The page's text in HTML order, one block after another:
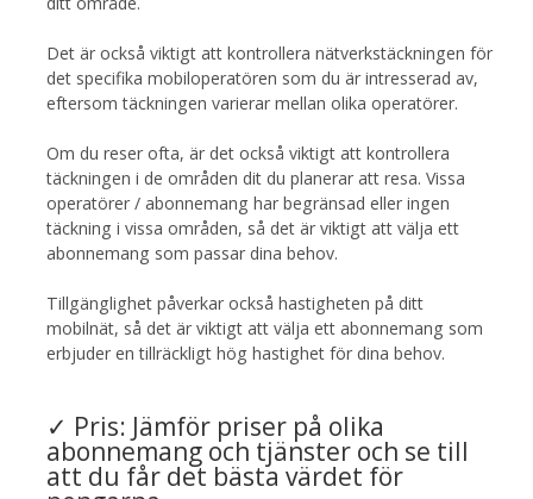
Det är också viktigt att kontrollera nätverkstäckningen för
det specifika mobiloperatören som du är intresserad av,
eftersom täckningen varierar mellan olika operatörer.
Om du reser ofta, är det också viktigt att kontrollera
täckningen i de områden dit du planerar att resa. Vissa
operatörer / abonnemang har begränsad eller ingen
täckning i vissa områden, så det är viktigt att välja ett
abonnemang som passar dina behov.
Tillgänglighet påverkar också hastigheten på ditt
mobilnät, så det är viktigt att välja ett abonnemang som
erbjuder en tillräckligt hög hastighet för dina behov.
✓ Pris: Jämför priser på olika
abonnemang och tjänster och se till
att du får det bästa värdet för